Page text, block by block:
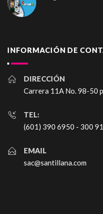
INFORMACIÓN DE
DIRECCIÓN
Carrera 11A No. 98-50
TEL:
(601) 390 6950 - 300
EMAIL
sac@santillana.com